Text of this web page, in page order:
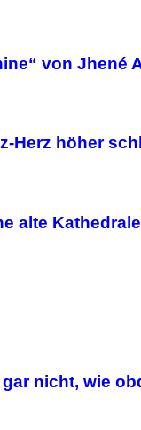
von Jhené
Herz höher
alte
nicht, wie